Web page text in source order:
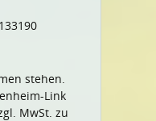
stehen.
Link
MwSt. zu